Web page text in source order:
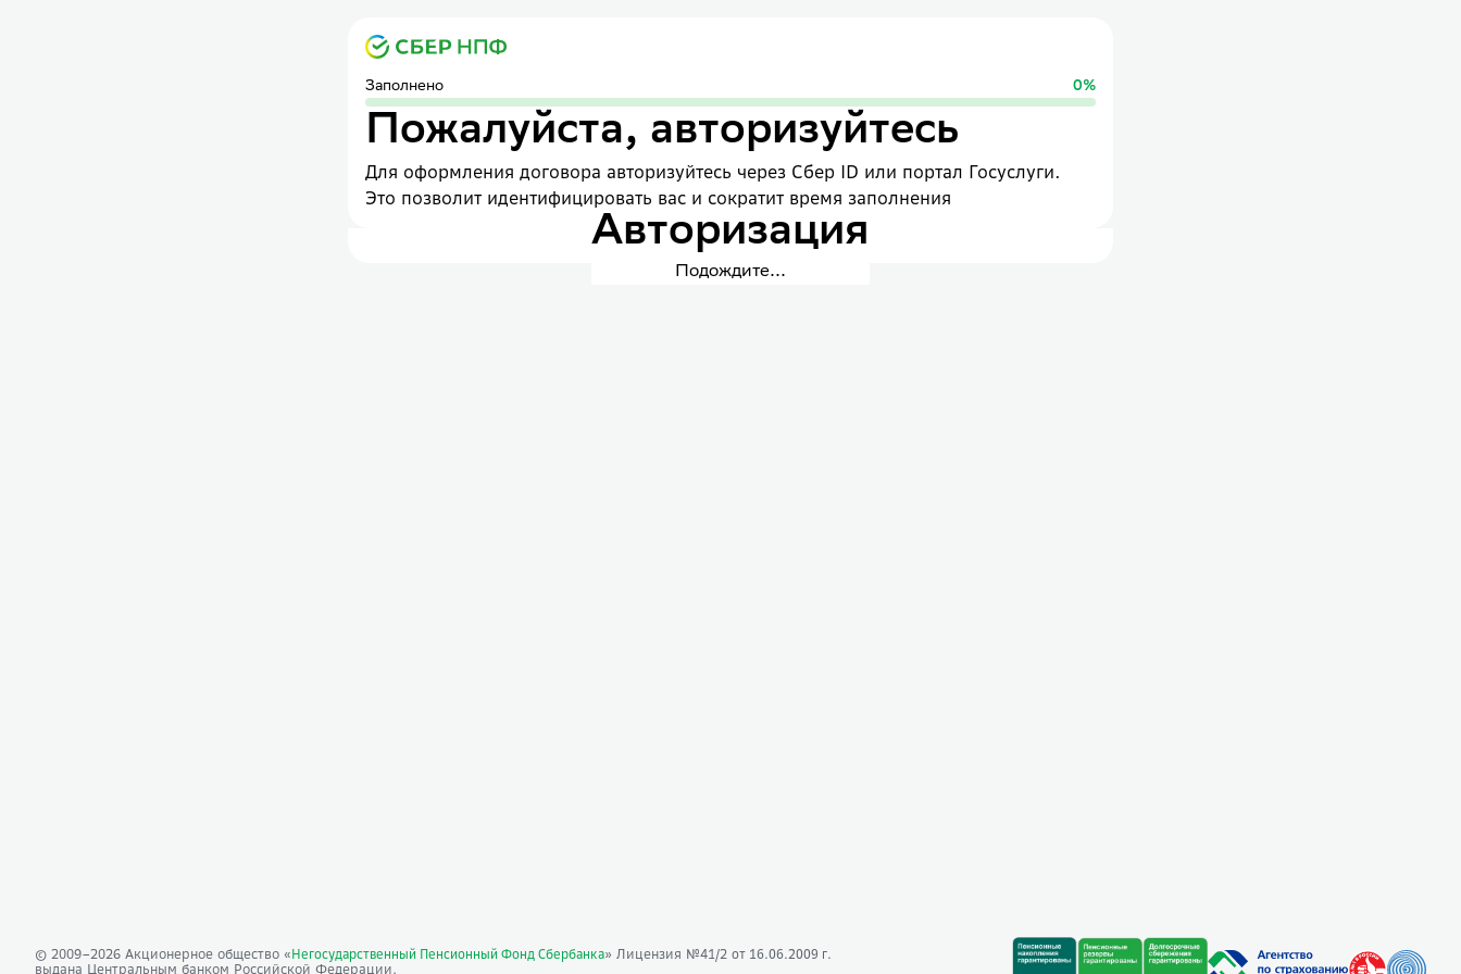
Заполнено 0%
Пожалуйста, авторизуйтесь
Для оформления договора авторизуйтесь через Сбер ID или портал Госуслуги.
Это позволит идентифицировать вас и сократит время заполнения
Авторизация
Подождите...
© 2009–2026 Акционерное общество « Негосударственный Пенсионный Фонд Сбербанка» Лицензия №41/2 от 16.06.2009 г.
выдана Центральным банком Российской Федерации.